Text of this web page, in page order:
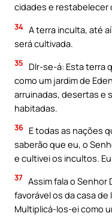
cidades e restabelecer
34 A terra inculta, até
será cultivada.
35
Dlr-se-á: Esta terra
como um jardim de
arruinadas, desertas e
habitadas.
36 E todas as nações
saberão que eu, o
e cultivei os incultos.
37 Assim fala o Senhor
favorável os da casa
Multiplicá-los-ei como